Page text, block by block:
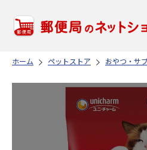
ホーム ペットストア おやつ・サ